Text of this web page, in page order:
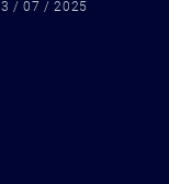
3 / 07 / 2025